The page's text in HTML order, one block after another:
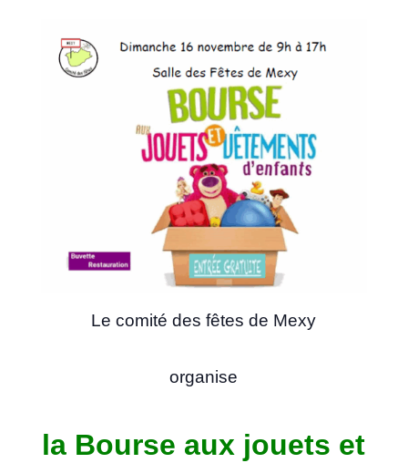
Le comité des fêtes de Mexy
organise
la Bourse aux jouets et